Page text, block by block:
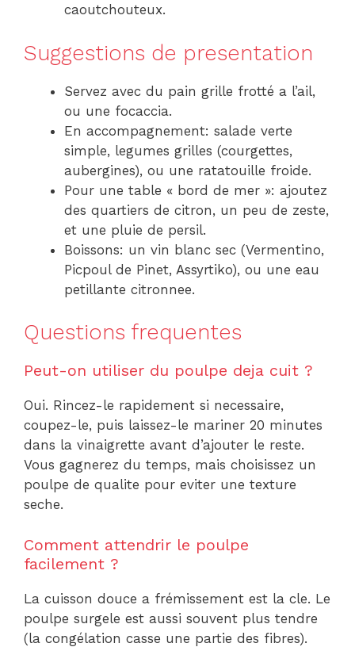
caoutchouteux.
Suggestions de presentation
Servez avec du pain grille frotté a l’ail,
ou une focaccia.
En accompagnement: salade verte
simple, legumes grilles (courgettes,
aubergines), ou une ratatouille froide.
Pour une table « bord de mer »: ajoutez
des quartiers de citron, un peu de zeste,
et une pluie de persil.
Boissons: un vin blanc sec (Vermentino,
Picpoul de Pinet, Assyrtiko), ou une eau
petillante citronnee.
Questions frequentes
Peut-on utiliser du poulpe deja cuit ?
Oui. Rincez-le rapidement si necessaire,
coupez-le, puis laissez-le mariner 20 minutes
dans la vinaigrette avant d’ajouter le reste.
Vous gagnerez du temps, mais choisissez un
poulpe de qualite pour eviter une texture
seche.
Comment attendrir le poulpe
facilement ?
La cuisson douce a frémissement est la cle. Le
poulpe surgele est aussi souvent plus tendre
(la congélation casse une partie des fibres).